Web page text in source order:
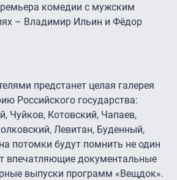
комедии с мужским
– Владимир Ильин и Фёдор
предстанет целая галерея
Российского государства:
Чуйков, Котовский, Чапаев,
Левитан, Буденный,
потомки будут помнить не один
впечатляющие документальные
выпуски программ «Вещдок».